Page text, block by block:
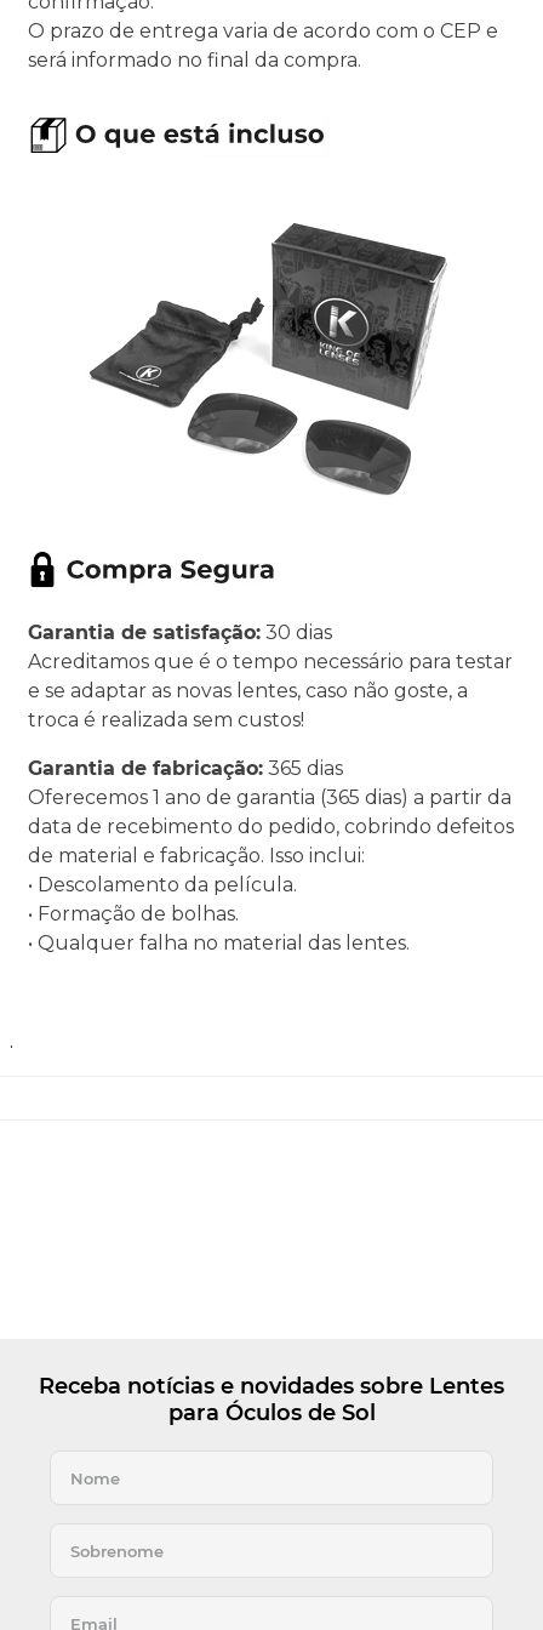
O prazo de entrega varia de acordo com o CEP e
será informado no final da compra.
Garantia de satisfação: 30 dias
Acreditamos que é o tempo necessário para testar
e se adaptar as novas lentes, caso não goste, a
troca é realizada sem custos!
Garantia de fabricação: 365 dias
Oferecemos 1 ano de garantia (365 dias) a partir da
data de recebimento do pedido, cobrindo defeitos
de material e fabricação. Isso inclui:
• Descolamento da película.
• Formação de bolhas.
• Qualquer falha no material das lentes.
.
Receba notícias e novidades sobre Lentes
para Óculos de Sol